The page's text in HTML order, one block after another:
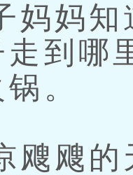
妈知
走到哪
。
飕的